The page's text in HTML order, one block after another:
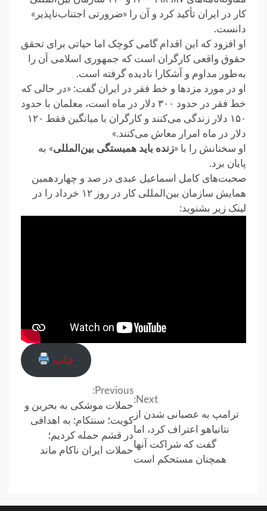
کار در ایران تأکید کرد و آن را «ضرورتی اجتناب‌ناپذیر»
دانست.
او افزود که این اقدام گامی کوچک اما حیاتی برای تحقق
حقوق واقعی کارگران است که جمهوری اسلامی آن را
به‌طور مداوم و آشکارا نادیده گرفته است.
او در مورد مزدها و خط فقر در ایران گفت: «در حالی که
خط فقر در حدود ۳۰۰ دلار در ماه است، معلمان با حدود
۱۵۰ دلار زندگی می‌کنند و کارگران با میانگین فقط ۱۲۰
دلار در ماه امرار معاش می‌کنند.»
او سخنانش را با «زنده باید همبستگی بین‌المللی» به
پایان برد.
صحبت‌های کامل اسماعیل عبدی در صد و چهاردهمین
همایش سازمان بین‌المللی کار در روز ۱۲ خرداد را در
لینک زیر بشنوید:
چاپ
Reading
Previous:
حملات موشکی به بحرین و
کویت؛ سنتکام: به اهدافی
در قشم حمله کردیم؛
حملات ایران ناکام ماند
Next:
ترامپ به عصبانی شدن از
نتانیاهو اعتراف کرد، اما
گفت که شراکت آنها
همچنان مستحکم است